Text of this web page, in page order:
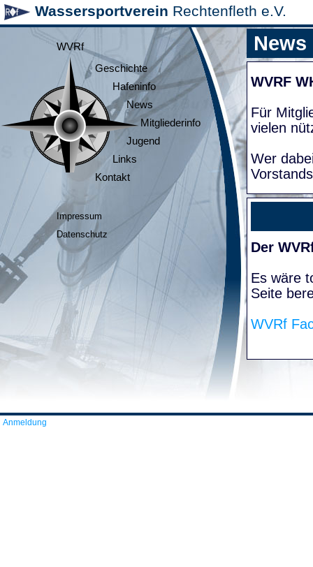
Wassersportverein Rechtenfleth e.V.
WVRf
Geschichte
Hafeninfo
News
Mitgliederinfo
Jugend
Links
Kontakt
Impressum
Datenschutz
News
WVRF
Für
vielen
Wer
Der
Es wäre
Seite
WVRf
Anmeldung